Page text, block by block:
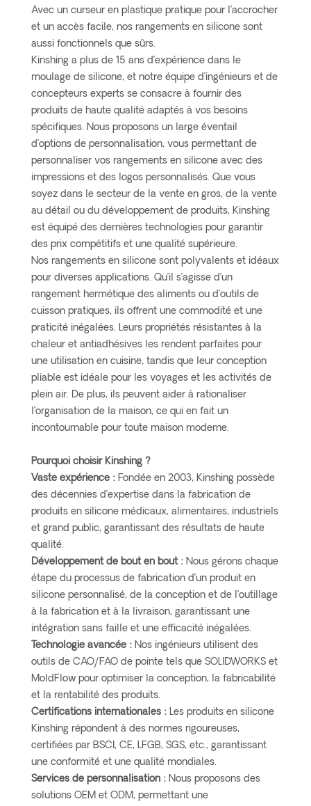
Avec un curseur en plastique pratique pour l’accrocher
et un accès facile, nos rangements en silicone sont
aussi fonctionnels que sûrs.
Kinshing a plus de 15 ans d’expérience dans le
moulage de silicone, et notre équipe d’ingénieurs et de
concepteurs experts se consacre à fournir des
produits de haute qualité adaptés à vos besoins
spécifiques. Nous proposons un large éventail
d’options de personnalisation, vous permettant de
personnaliser vos rangements en silicone avec des
impressions et des logos personnalisés. Que vous
soyez dans le secteur de la vente en gros, de la vente
au détail ou du développement de produits, Kinshing
est équipé des dernières technologies pour garantir
des prix compétitifs et une qualité supérieure.
Nos rangements en silicone sont polyvalents et idéaux
pour diverses applications. Qu’il s’agisse d’un
rangement hermétique des aliments ou d’outils de
cuisson pratiques, ils offrent une commodité et une
praticité inégalées. Leurs propriétés résistantes à la
chaleur et antiadhésives les rendent parfaites pour
une utilisation en cuisine, tandis que leur conception
pliable est idéale pour les voyages et les activités de
plein air. De plus, ils peuvent aider à rationaliser
l’organisation de la maison, ce qui en fait un
incontournable pour toute maison moderne.
Pourquoi choisir Kinshing ?
Vaste expérience : Fondée en 2003, Kinshing possède
des décennies d’expertise dans la fabrication de
produits en silicone médicaux, alimentaires, industriels
et grand public, garantissant des résultats de haute
qualité.
Développement de bout en bout : Nous gérons chaque
étape du processus de fabrication d’un produit en
silicone personnalisé, de la conception et de l’outillage
à la fabrication et à la livraison, garantissant une
intégration sans faille et une efficacité inégalées.
Technologie avancée : Nos ingénieurs utilisent des
outils de CAO/FAO de pointe tels que SOLIDWORKS et
MoldFlow pour optimiser la conception, la fabricabilité
et la rentabilité des produits.
Certifications internationales : Les produits en silicone
Kinshing répondent à des normes rigoureuses,
certifiées par BSCI, CE, LFGB, SGS, etc., garantissant
une conformité et une qualité mondiales.
Services de personnalisation : Nous proposons des
solutions OEM et ODM, permettant une